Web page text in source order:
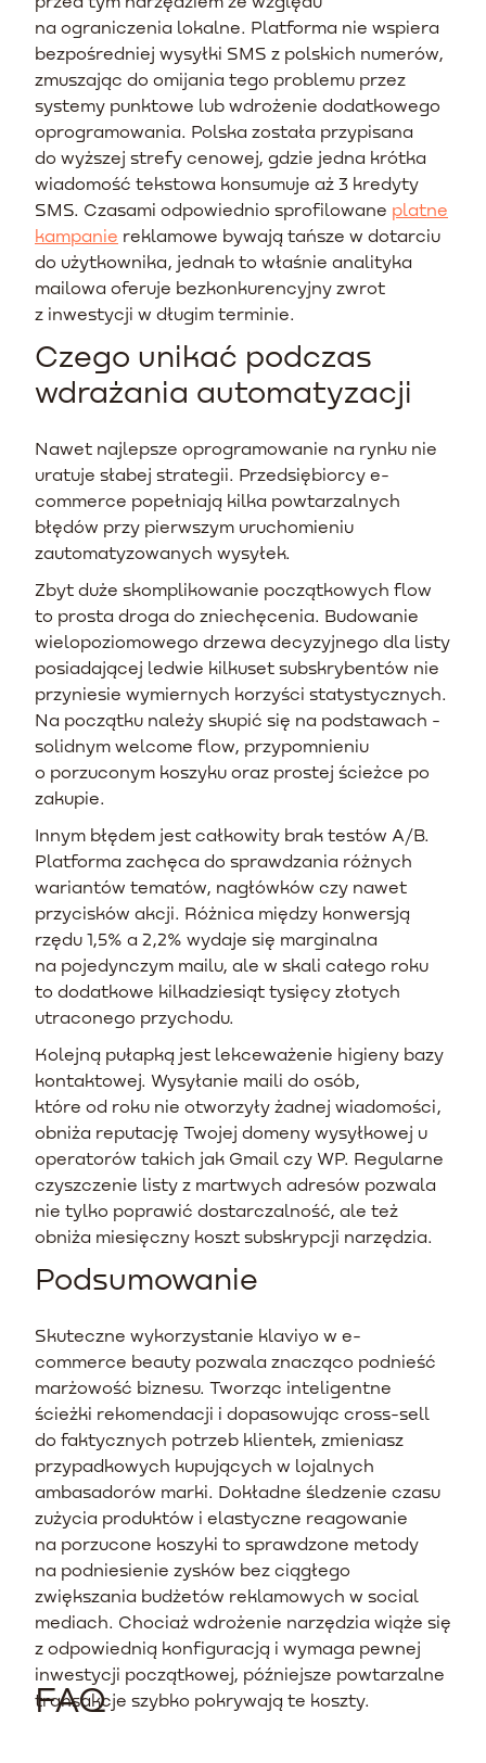
na ograniczenia lokalne. Platforma nie wspiera
bezpośredniej wysyłki SMS z polskich numerów,
zmuszając do omijania tego problemu przez
systemy punktowe lub wdrożenie dodatkowego
oprogramowania. Polska została przypisana
do wyższej strefy cenowej, gdzie jedna krótka
wiadomość tekstowa konsumuje aż 3 kredyty
SMS. Czasami odpowiednio sprofilowane platne
kampanie reklamowe bywają tańsze w dotarciu
do użytkownika, jednak to właśnie analityka
mailowa oferuje bezkonkurencyjny zwrot
z inwestycji w długim terminie.
Czego unikać podczas
wdrażania automatyzacji
Nawet najlepsze oprogramowanie na rynku nie
uratuje słabej strategii. Przedsiębiorcy e-
commerce popełniają kilka powtarzalnych
błędów przy pierwszym uruchomieniu
zautomatyzowanych wysyłek.
Zbyt duże skomplikowanie początkowych flow
to prosta droga do zniechęcenia. Budowanie
wielopoziomowego drzewa decyzyjnego dla listy
posiadającej ledwie kilkuset subskrybentów nie
przyniesie wymiernych korzyści statystycznych.
Na początku należy skupić się na podstawach -
solidnym welcome flow, przypomnieniu
o porzuconym koszyku oraz prostej ścieżce po
zakupie.
Innym błędem jest całkowity brak testów A/B.
Platforma zachęca do sprawdzania różnych
wariantów tematów, nagłówków czy nawet
przycisków akcji. Różnica między konwersją
rzędu 1,5% a 2,2% wydaje się marginalna
na pojedynczym mailu, ale w skali całego roku
to dodatkowe kilkadziesiąt tysięcy złotych
utraconego przychodu.
Kolejną pułapką jest lekceważenie higieny bazy
kontaktowej. Wysyłanie maili do osób,
które od roku nie otworzyły żadnej wiadomości,
obniża reputację Twojej domeny wysyłkowej u
operatorów takich jak Gmail czy WP. Regularne
czyszczenie listy z martwych adresów pozwala
nie tylko poprawić dostarczalność, ale też
obniża miesięczny koszt subskrypcji narzędzia.
Podsumowanie
Skuteczne wykorzystanie klaviyo w e-
commerce beauty pozwala znacząco podnieść
marżowość biznesu. Tworząc inteligentne
ścieżki rekomendacji i dopasowując cross-sell
do faktycznych potrzeb klientek, zmieniasz
przypadkowych kupujących w lojalnych
ambasadorów marki. Dokładne śledzenie czasu
zużycia produktów i elastyczne reagowanie
na porzucone koszyki to sprawdzone metody
na podniesienie zysków bez ciągłego
zwiększania budżetów reklamowych w social
mediach. Chociaż wdrożenie narzędzia wiąże się
z odpowiednią konfiguracją i wymaga pewnej
inwestycji początkowej, późniejsze powtarzalne
transakcje szybko pokrywają te koszty.
FAQ